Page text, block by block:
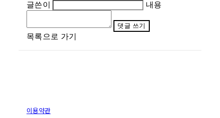
글쓴이
내용
댓글 쓰기
목록으로 가기
이용약관